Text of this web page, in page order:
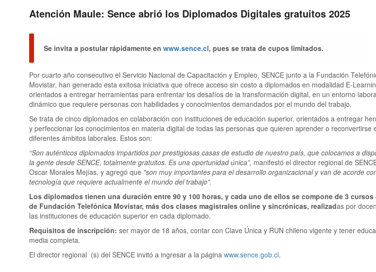
Atención Maule: Sence abrió los Diplomados Digitales gratuitos 2025
Se invita a postular rápidamente en www.sence.cl, pues se trata de cupos limitados.
Por cuarto año consecutivo el Servicio Nacional de Capacitación y Empleo, SENCE junto a la Fundación
Movistar, han generado esta exitosa iniciativa que ofrece acceso sin costo a diplomados en modalidad E-
orientados a entregar herramientas para enfrentar los desafíos de la transformación digital, en un entorno
dinámico que requiere personas con habilidades y conocimientos demandados por el mundo del trabajo.
Se trata de cinco diplomados en colaboración con instituciones de educación superior, orientados a entregar
y perfeccionar los conocimientos en materia digital de todas las personas que quieren aprender o reconvertirse
diferentes ámbitos laborales. Estos son:
“Son auténticos diplomados impartidos por prestigiosas casas de estudio de nuestro país, que colocamos a
la gente desde SENCE, totalmente gratuitos. Es una oportunidad única”, manifestó el director regional de
Oscar Morales Mejías, y agregó que "son muy importantes para el desarrollo organizacional y van de acorde
tecnología que requiere actualmente el mundo del trabajo”.
Los diplomados tienen una duración entre 90 y 100 horas, y cada uno de ellos se compone de 3 cursos
de Fundación Telefónica Movistar, más dos clases magistrales online y sincrónicas, realizadas por
las instituciones de educación superior en cada diplomado.
Requisitos de inscripción: ser mayor de 18 años, contar con Clave Única y RUN chileno vigente y tener
media completa.
El director regional (s) del SENCE invitó a ingresar a la página www.sence.gob.cl.